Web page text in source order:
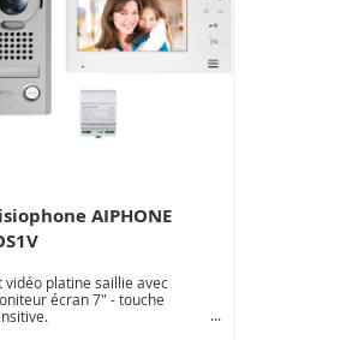
AIPHONE
vidéo platine saillie avec
écran 7" - touche